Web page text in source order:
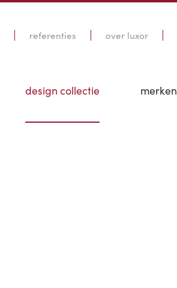
referenties over luxor
design collectie merken